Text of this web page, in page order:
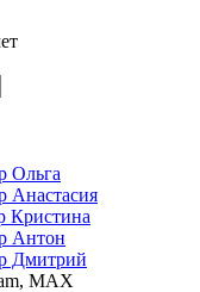
Ольга
Анастасия
Кристина
Антон
Дмитрий
MAX